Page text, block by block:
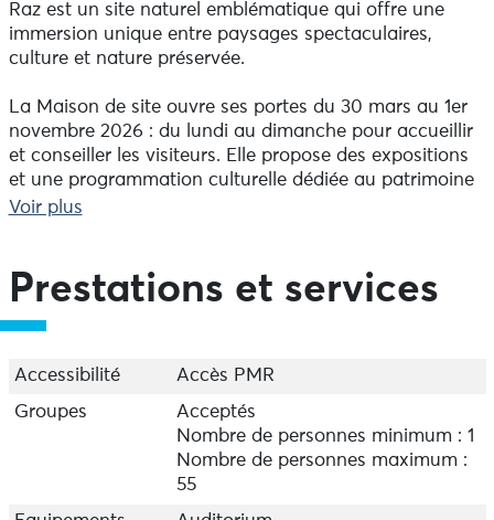
Raz est un site naturel emblématique qui offre une
immersion unique entre paysages spectaculaires,
culture et nature préservée.
La Maison de site ouvre ses portes du 30 mars au 1er
novembre 2026 : du lundi au dimanche pour accueillir
et conseiller les visiteurs. Elle propose des expositions
et une programmation culturelle dédiée au patrimoine
maritime et à l’histoire du site. Des visites guidées
aussi en mode randonnée ! Retrouvez toutes les dates
dans l'agenda.
"Phares d’Iroise : l’intime et le monumental"
Cette exposition propose une immersion dans l’univers
des phares de la mer d’Iroise à travers le regard du
photographe Jean Guichard, célèbre « chasseur de
Voir plus
Prestations et services
Accessibilité
Accès PMR
Groupes
Acceptés
Nombre de personnes minimum : 1
Nombre de personnes maximum :
55